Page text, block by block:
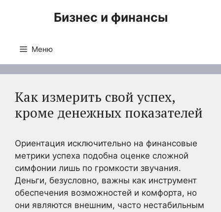
Бизнес и финансы
Меню
Как измерить свой успех,
кроме денежных показателей
Ориентация исключительно на финансовые
метрики успеха подобна оценке сложной
симфонии лишь по громкости звучания.
Деньги, безусловно, важны как инструмент
обеспечения возможностей и комфорта, но
они являются внешним, часто нестабильным